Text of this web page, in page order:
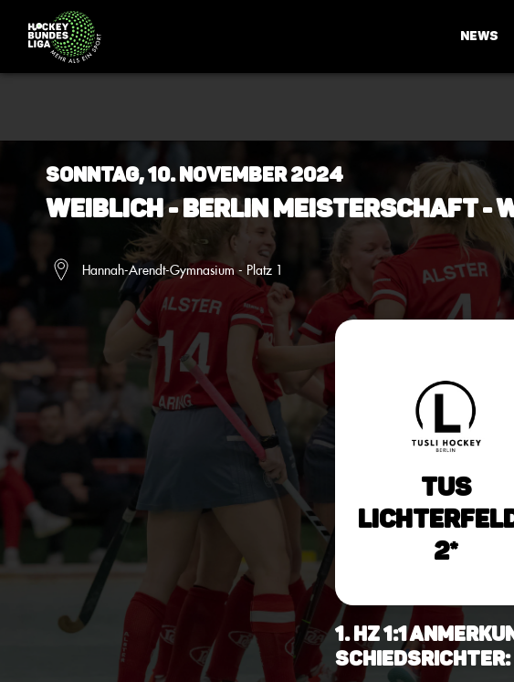
NEWS
Sonntag, 10. November 2024
Weiblich - BERLIN Meisterschaft -
Hannah-Arendt-Gymnasium - Platz 1
TuS
2*
1. HZ 1:1
Schiedsrichter: